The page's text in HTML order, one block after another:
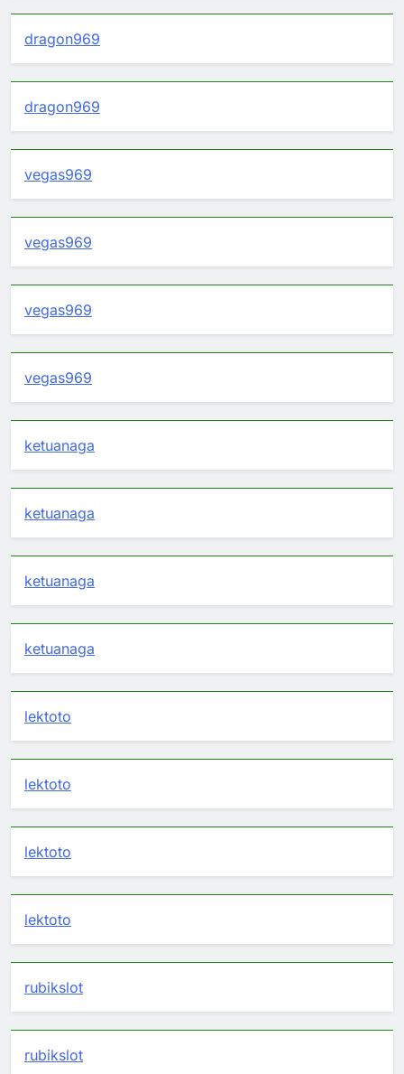
dragon969
dragon969
vegas969
vegas969
vegas969
vegas969
ketuanaga
ketuanaga
ketuanaga
ketuanaga
lektoto
lektoto
lektoto
lektoto
rubikslot
rubikslot